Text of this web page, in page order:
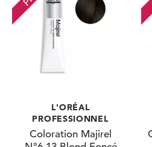
L'ORÉAL
PROFESSIONNEL
Coloration Majirel